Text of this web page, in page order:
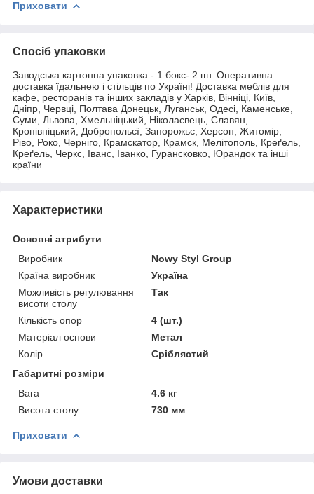
Приховати
Спосіб упаковки
Заводська картонна упаковка - 1 бокс- 2 шт. Оперативна
доставка їдальнею і стільців по Україні! Доставка меблів для
кафе, ресторанів та інших закладів у Харків, Вінніці, Київ,
Дніпр, Червці, Полтава Донецьк, Луганськ, Одесі, Каменське,
Суми, Львова, Хмельніцький, Ніколаєвець, Славян,
Кропівніцький, Добропольєї, Запорожьє, Херсон, Житомір,
Ріво, Роко, Черніго, Крамскатор, Крамск, Мелітополь, Креґель,
Креґель, Черкс, Іванс, Іванко, Гурансковко, Юрандок та інші
країни
Характеристики
Основні атрибути
Виробник
Nowy Styl Group
Країна виробник
Україна
Можливість регулювання
висоти столу
Так
Кількість опор
4 (шт.)
Матеріал основи
Метал
Колір
Сріблястий
Габаритні розміри
Вага
4.6 кг
Висота столу
730 мм
Приховати
Умови доставки